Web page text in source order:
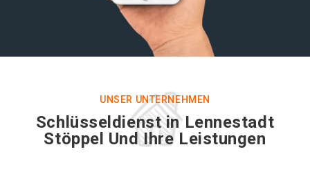
UNSER UNTERNEHMEN
Schlüsseldienst in Lennestadt
Stöppel Und Ihre Leistungen